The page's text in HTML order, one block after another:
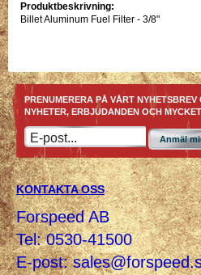
Produktbeskrivning:
Billet Aluminum Fuel Filter - 3/8"
PRENUMERERA PÅ VÅRT
NYHETER, ERBJUDANDEN OCH
Anmäl
KONTAKTA OSS
Forspeed AB
Tel: 0530-41500
E-post: